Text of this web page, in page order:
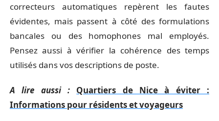
correcteurs automatiques repèrent les fautes
évidentes, mais passent à côté des formulations
bancales ou des homophones mal employés.
Pensez aussi à vérifier la cohérence des temps
utilisés dans vos descriptions de poste.
A lire aussi :
Quartiers de Nice à éviter :
Informations pour résidents et voyageurs